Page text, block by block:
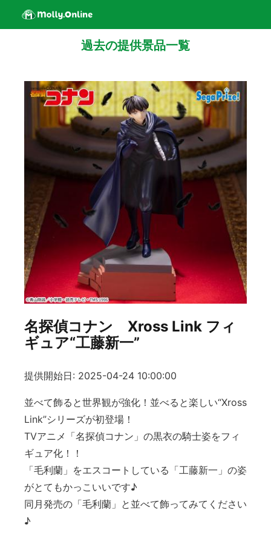
過去の提供景品一覧
名探偵コナン Xross Link フィ
ギュア“工藤新一”
提供開始日: 2025-04-24 10:00:00
並べて飾ると世界観が強化！並べると楽しい“Xross
Link”シリーズが初登場！
TVアニメ「名探偵コナン」の黒衣の騎士姿をフィ
ギュア化！！
「毛利蘭」をエスコートしている「工藤新一」の姿
がとてもかっこいいです♪
同月発売の「毛利蘭」と並べて飾ってみてください
♪